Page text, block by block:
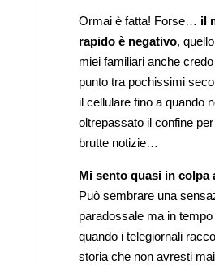
Ormai è fatta! Forse… il
rapido è negativo,
miei familiari anche
punto tra pochissimi
il cellulare fino a quando
oltrepassato il confine
brutte notizie…
Mi sento quasi in colpa
Può sembrare una
paradossale ma in
quando i telegiornali
storia che non avresti